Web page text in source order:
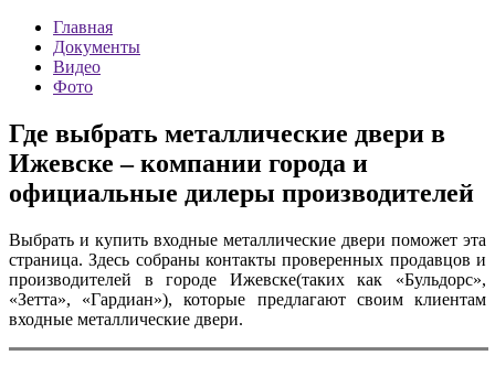
Главная
Документы
Видео
Фото
Где выбрать металлические двери в
Ижевске – компании города и
официальные дилеры производителей
Выбрать и купить входные металлические двери поможет эта
страница. Здесь собраны контакты проверенных продавцов и
производителей в городе Ижевске(таких как «Бульдорс»,
«Зетта», «Гардиан»), которые предлагают своим клиентам
входные металлические двери.